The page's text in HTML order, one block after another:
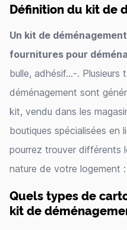
Définition du kit de
Un kit de déménagement
fournitures pour
bulle, adhésif…-.
déménagement sont
kit, vendu dans les
boutiques spécialisées en
pourrez trouver différents
nature de votre logement
Quels types de
kit de